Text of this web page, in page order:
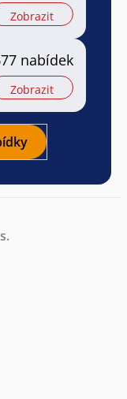
Zobrazit
nabídek
Zobrazit